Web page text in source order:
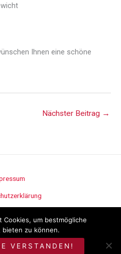
Ihnen eine schöne
Nächster Beitrag →
Seitz
Cookies, um bestmögliche
bieten zu können.
VERSTANDEN!